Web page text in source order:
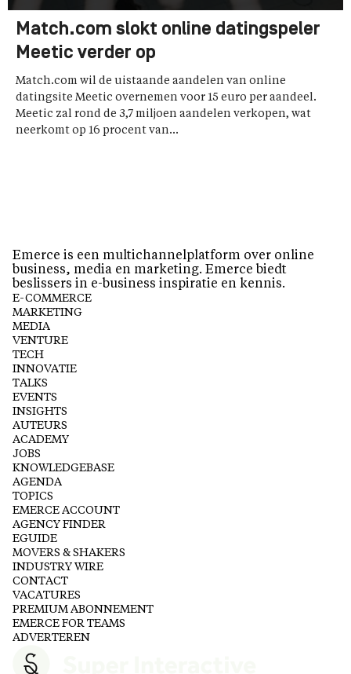
Match.com slokt online datingspeler
Meetic verder op
Match.com wil de uistaande aandelen van online
datingsite Meetic overnemen voor 15 euro per aandeel.
Meetic zal rond de 3,7 miljoen aandelen verkopen, wat
neerkomt op 16 procent van...
Emerce is een multichannelplatform over online
business, media en marketing. Emerce biedt
beslissers in e-business inspiratie en kennis.
E-COMMERCE
MARKETING
MEDIA
VENTURE
TECH
INNOVATIE
TALKS
EVENTS
INSIGHTS
AUTEURS
ACADEMY
JOBS
KNOWLEDGEBASE
AGENDA
TOPICS
EMERCE ACCOUNT
AGENCY FINDER
EGUIDE
MOVERS & SHAKERS
INDUSTRY WIRE
CONTACT
VACATURES
PREMIUM ABONNEMENT
EMERCE FOR TEAMS
ADVERTEREN